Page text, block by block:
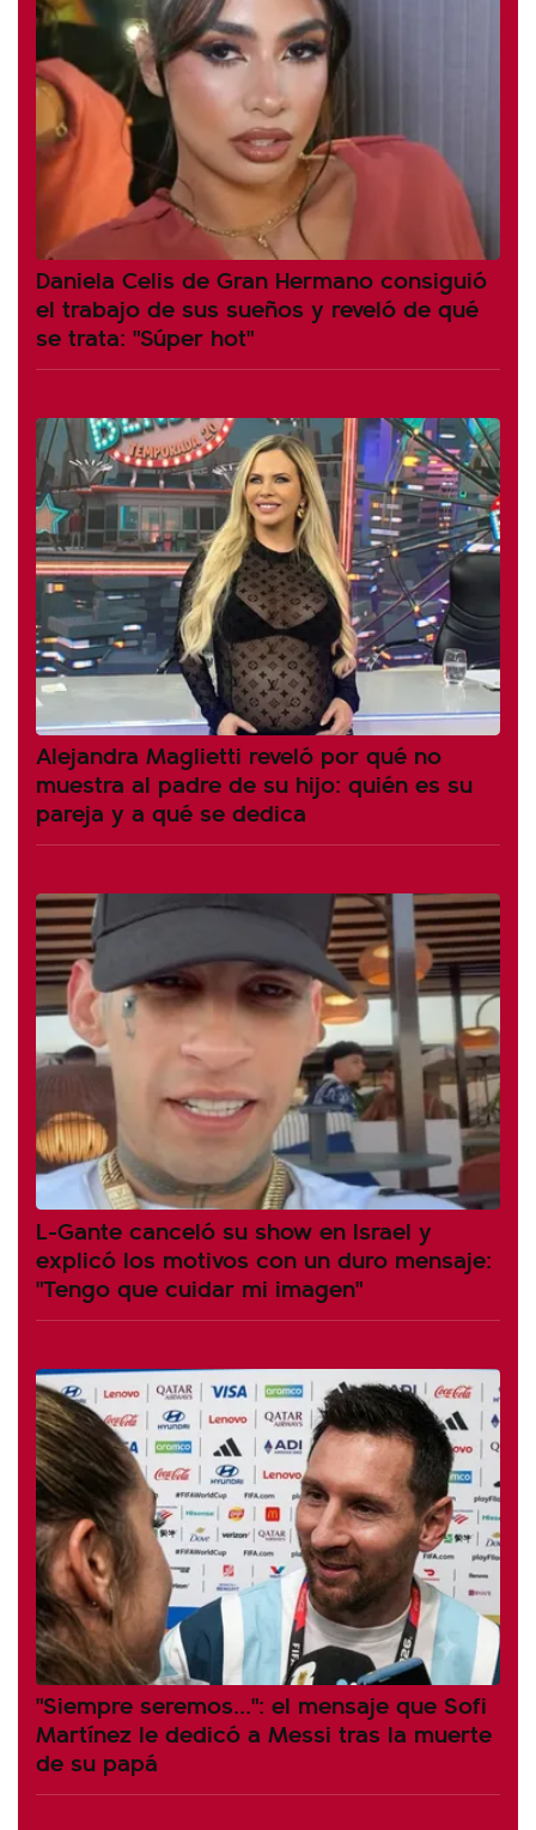
Daniela Celis de Gran Hermano consiguió
el trabajo de sus sueños y reveló de qué
se trata: "Súper hot"
Alejandra Maglietti reveló por qué no
muestra al padre de su hijo: quién es su
pareja y a qué se dedica
L-Gante canceló su show en Israel y
explicó los motivos con un duro mensaje:
"Tengo que cuidar mi imagen"
"Siempre seremos...": el mensaje que Sofi
Martínez le dedicó a Messi tras la muerte
de su papá